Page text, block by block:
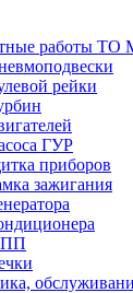
работы ТО
рейки
ГУР
приборов
зажигания